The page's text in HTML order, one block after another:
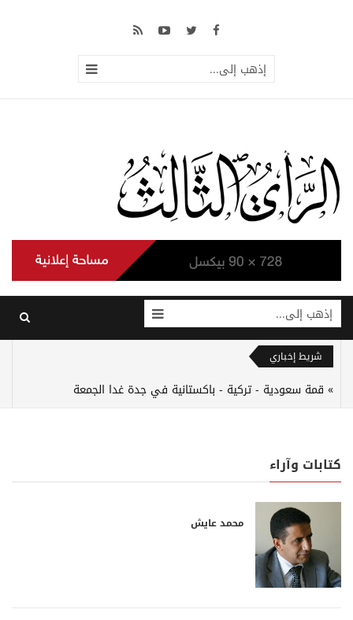
إذهب إلى...
إذهب إلى...
شريط إخباري
قمة سعودية - تركية - باكستانية في جدة غدا الجمعة
كتابات وآراء
محمد عايش